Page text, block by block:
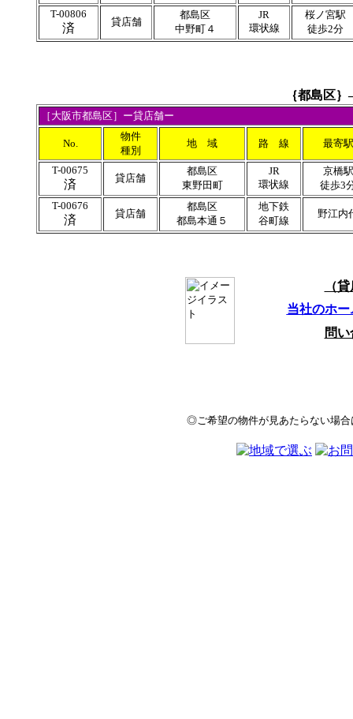
T-00806
済 貸店舗
都島区
中野町４
JR
環状線
桜ノ宮駅
徒歩2分
｛都島区
［ 大阪市都島区］ー貸店舗ー
No.
物件
種別
地 域 路 線 最寄駅
T-00675
済 貸店舗
都島区
東野田町
JR
環状線
京橋駅
徒歩3
T-00676
済 貸店舗
都島区
都島本通５
地下鉄
谷町線
野江内
（
当社のホ
問
◎ご希望の物件が見あたらない場